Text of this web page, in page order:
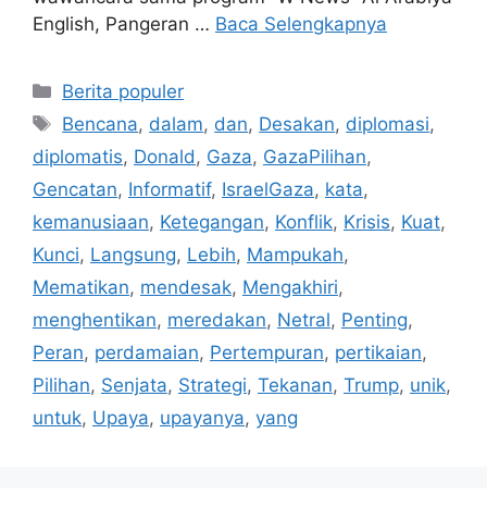
English, Pangeran … Baca Selengkapnya
Kategori
Berita populer
Tag
Bencana, dalam, dan, Desakan, diplomasi,
diplomatis, Donald, Gaza, GazaPilihan,
Gencatan, Informatif, IsraelGaza, kata,
kemanusiaan, Ketegangan, Konflik, Krisis, Kuat,
Kunci, Langsung, Lebih, Mampukah,
Mematikan, mendesak, Mengakhiri,
menghentikan, meredakan, Netral, Penting,
Peran, perdamaian, Pertempuran, pertikaian,
Pilihan, Senjata, Strategi, Tekanan, Trump, unik,
untuk, Upaya, upayanya, yang